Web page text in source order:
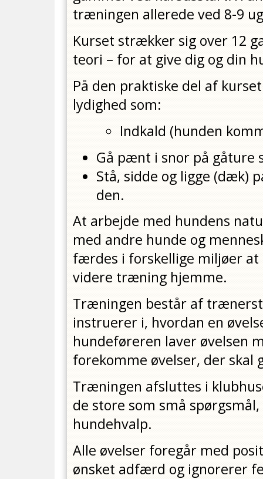
træningen allerede ved 8-9
Kurset strækker sig over 12
teori – for at give dig og din
På den praktiske del af
lydighed som:
Indkald (hunden
Gå pænt i snor på gåture
Stå, sidde og ligge (dæk)
den.
At arbejde med hundens
med andre hunde og
færdes i forskellige miljøer
videre træning hjemme.
Træningen består af
instruerer i, hvordan en
hundeføreren laver øvelsen
forekomme øvelser, der skal
Træningen afsluttes i
de store som små
hundehvalp.
Alle øvelser foregår med
ønsket adfærd og ignorerer